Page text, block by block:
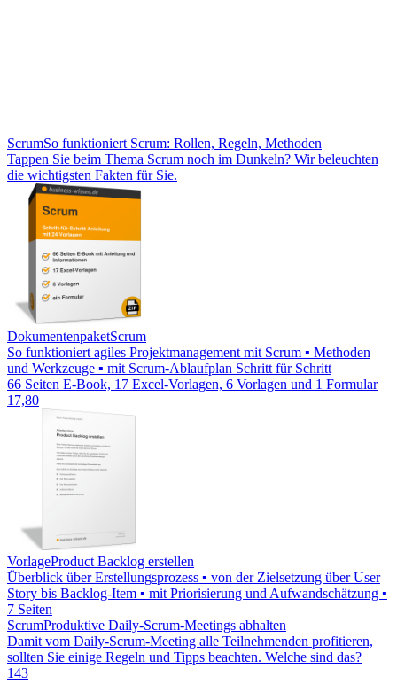
ScrumSo funktioniert Scrum: Rollen, Regeln, Methoden
Tappen Sie beim Thema Scrum noch im Dunkeln? Wir beleuchten
die wichtigsten Fakten für Sie.
DokumentenpaketScrum
So funktioniert agiles Projektmanagement mit Scrum ▪ Methoden
und Werkzeuge ▪ mit Scrum-Ablaufplan Schritt für Schritt
66 Seiten E-Book, 17 Excel-Vorlagen, 6 Vorlagen und 1 Formular
17,80
VorlageProduct Backlog erstellen
Überblick über Erstellungsprozess ▪ von der Zielsetzung über User
Story bis Backlog-Item ▪ mit Priorisierung und Aufwandschätzung ▪
7 Seiten
ScrumProduktive Daily-Scrum-Meetings abhalten
Damit vom Daily-Scrum-Meeting alle Teilnehmenden profitieren,
sollten Sie einige Regeln und Tipps beachten. Welche sind das?
143